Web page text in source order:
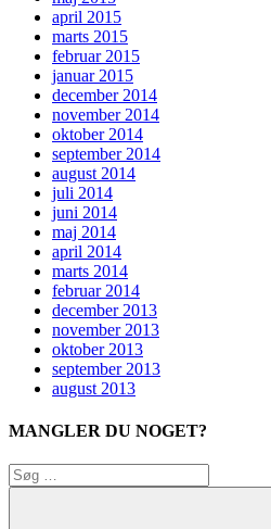
april 2015
marts 2015
februar 2015
januar 2015
december 2014
november 2014
oktober 2014
september 2014
august 2014
juli 2014
juni 2014
maj 2014
april 2014
marts 2014
februar 2014
december 2013
november 2013
oktober 2013
september 2013
august 2013
MANGLER DU NOGET?
Søg
efter: